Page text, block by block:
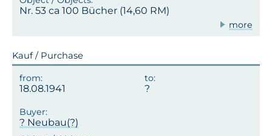
Nr. 53 ca 100 Bücher (14,60 RM)
more
Kauf / Purchase
18.08.1941
? Neubau(?)